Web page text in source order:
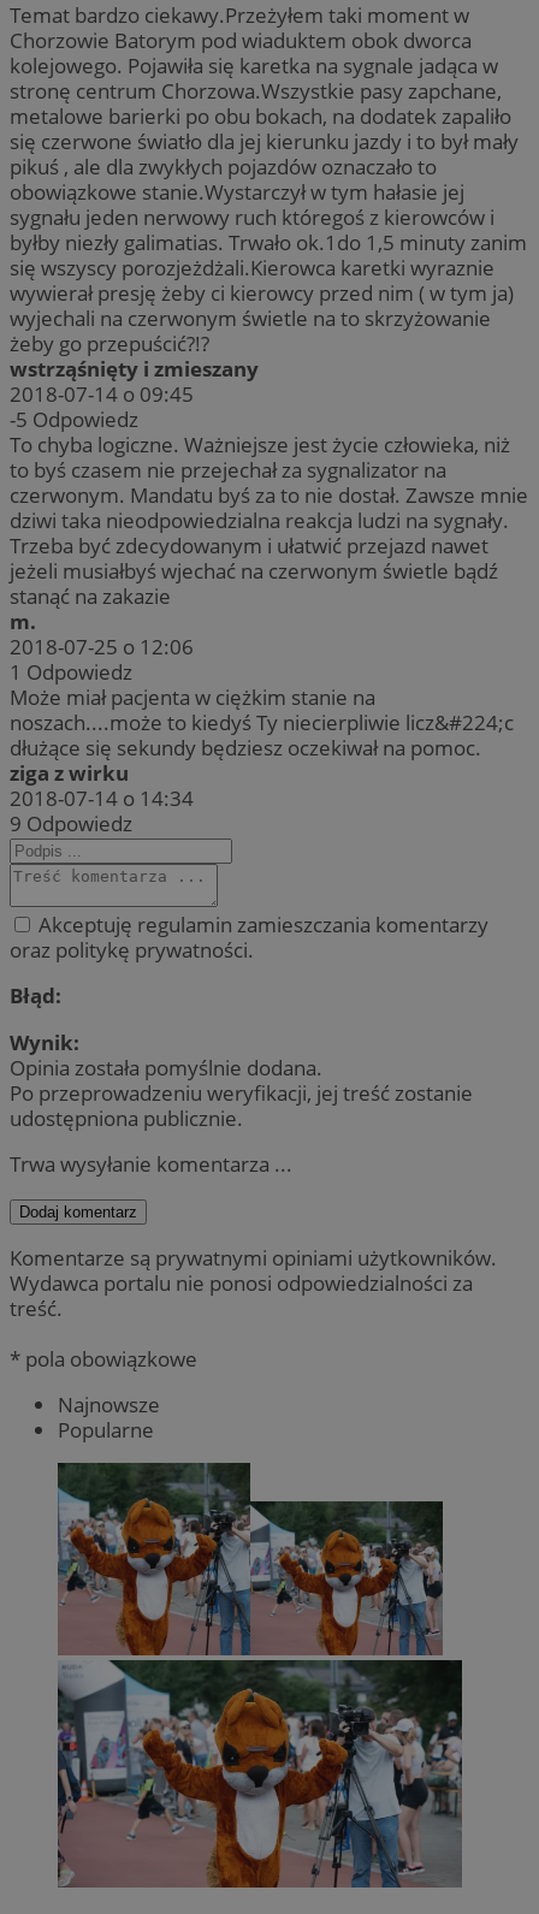
Temat bardzo ciekawy.Przeżyłem taki moment w
Chorzowie Batorym pod wiaduktem obok dworca
kolejowego. Pojawiła się karetka na sygnale jadąca w
stronę centrum Chorzowa.Wszystkie pasy zapchane,
metalowe barierki po obu bokach, na dodatek zapaliło
się czerwone światło dla jej kierunku jazdy i to był mały
pikuś , ale dla zwykłych pojazdów oznaczało to
obowiązkowe stanie.Wystarczył w tym hałasie jej
sygnału jeden nerwowy ruch któregoś z kierowców i
byłby niezły galimatias. Trwało ok.1do 1,5 minuty zanim
się wszyscy porozjeżdżali.Kierowca karetki wyraznie
wywierał presję żeby ci kierowcy przed nim ( w tym ja)
wyjechali na czerwonym świetle na to skrzyżowanie
żeby go przepuścić?!?
wstrząśnięty i zmieszany
2018-07-14 o 09:45
-5 Odpowiedz
To chyba logiczne. Ważniejsze jest życie człowieka, niż
to byś czasem nie przejechał za sygnalizator na
czerwonym. Mandatu byś za to nie dostał. Zawsze mnie
dziwi taka nieodpowiedzialna reakcja ludzi na sygnały.
Trzeba być zdecydowanym i ułatwić przejazd nawet
jeżeli musiałbyś wjechać na czerwonym świetle bądź
stanąć na zakazie
m.
2018-07-25 o 12:06
1 Odpowiedz
Może miał pacjenta w ciężkim stanie na
noszach....może to kiedyś Ty niecierpliwie licz&#224;c
dłużące się sekundy będziesz oczekiwał na pomoc.
ziga z wirku
2018-07-14 o 14:34
9 Odpowiedz
Akceptuję regulamin zamieszczania komentarzy
oraz politykę prywatności.
Błąd:
Wynik:
Opinia została pomyślnie dodana.
Po przeprowadzeniu weryfikacji, jej treść zostanie
udostępniona publicznie.
Trwa wysyłanie komentarza ...
Dodaj komentarz
Komentarze są prywatnymi opiniami użytkowników.
Wydawca portalu nie ponosi odpowiedzialności za
treść.
* pola obowiązkowe
Najnowsze
Popularne